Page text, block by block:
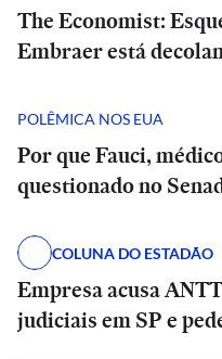
The Economist:
Embraer está
POLÊMICA NOS EUA
Por que Fauci,
questionado no
COLUNA DO ESTADÃO
Empresa acusa
judiciais em SP e